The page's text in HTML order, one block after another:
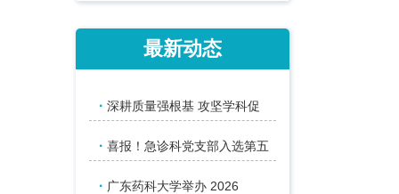
最新动态
· 深耕质量强根基 攻坚学科促
· 喜报！急诊科党支部入选第五
· 广东药科大学举办 2026